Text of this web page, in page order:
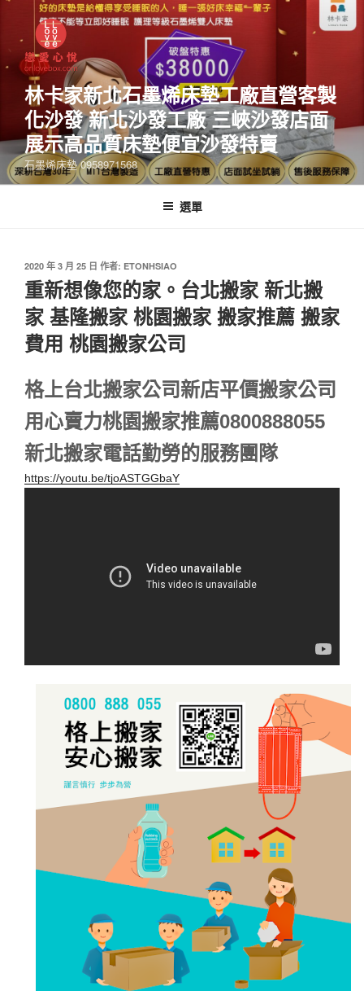
林卡家新北石墨烯床墊工廠直營客製
化沙發 新北沙發工廠 三峽沙發店面
展示高品質床墊便宜沙發特賣
石墨烯床墊 0958971568
選單
2020 年 3 月 25 日 作者: ETONHSIAO
重新想像您的家。台北搬家 新北搬
家 基隆搬家 桃園搬家 搬家推薦 搬家
費用 桃園搬家公司
格上台北搬家公司新店平價搬家公司
用心賣力桃園搬家推薦0800888055
新北搬家電話勤勞的服務團隊
https://youtu.be/tjoASTGGbaY